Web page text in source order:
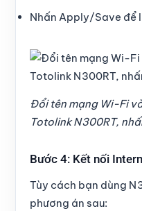
Nhấn Apply/Save để
Đổi tên mạng Wi-Fi
Totolink N300RT,
Bước 4: Kết nối
Tùy cách bạn dùng
phương án sau: